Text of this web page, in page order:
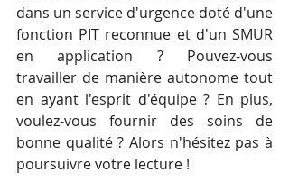
dans un service d'urgence doté d'une
fonction PIT reconnue et d'un SMUR
en application ? Pouvez-vous
travailler de manière autonome tout
en ayant l'esprit d'équipe ? En plus,
voulez-vous fournir des soins de
bonne qualité ? Alors n'hésitez pas à
poursuivre votre lecture !